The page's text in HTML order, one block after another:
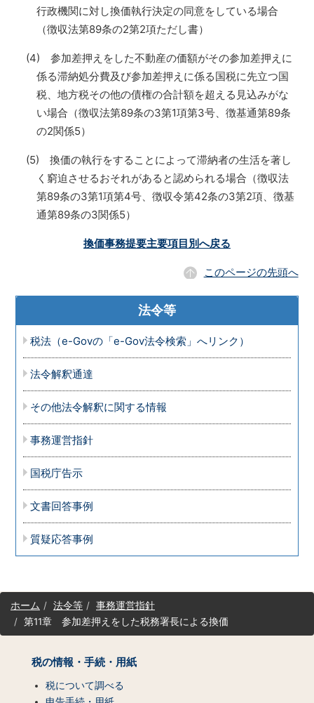
行政機関に対し換価執行決定の同意をしている場合
（徴収法第89条の2第2項ただし書）
(4) 参加差押えをした不動産の価額がその参加差押えに
係る滞納処分費及び参加差押えに係る国税に先立つ国
税、地方税その他の債権の合計額を超える見込みがな
い場合（徴収法第89条の3第1項第3号、徴基通第89条
の2関係5）
(5) 換価の執行をすることによって滞納者の生活を著し
く窮迫させるおそれがあると認められる場合（徴収法
第89条の3第1項第4号、徴収令第42条の3第2項、徴基
通第89条の3関係5）
換価事務提要主要項目別へ戻る
このページの先頭へ
法令等
税法（e-Govの「e-Gov法令検索」へリンク）
法令解釈通達
その他法令解釈に関する情報
事務運営指針
国税庁告示
文書回答事例
質疑応答事例
サ
イホーム 法令等
事務運営指針
第11章 参加差押えをした税務署長による換価
税の情報・手続・用紙
税について調べる